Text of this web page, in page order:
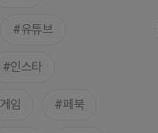
유튜브
인스타
게임 페북